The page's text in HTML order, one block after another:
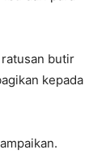
butir
kepada